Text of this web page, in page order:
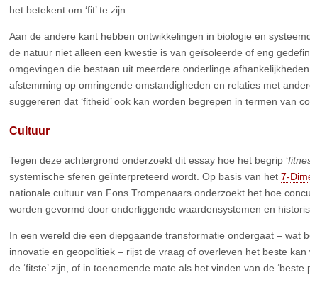
het betekent om ‘fit’ te zijn.
Aan de andere kant hebben ontwikkelingen in biologie en
de natuur niet alleen een kwestie is van geïsoleerde of eng
omgevingen die bestaan uit meerdere onderlinge
afstemming op omringende omstandigheden en relaties met
suggereren dat ‘fitheid’ ook kan worden begrepen in termen van
Cultuur
Tegen deze achtergrond onderzoekt dit essay hoe het begrip ‘
systemische sferen geïnterpreteerd wordt. Op basis van het 7-
nationale cultuur van Fons Trompenaars onderzoekt het hoe
worden gevormd door onderliggende waardensystemen en
In een wereld die een diepgaande transformatie ondergaat – wat
innovatie en geopolitiek – rijst de vraag of overleven het beste
de ‘fitste’ zijn, of in toenemende mate als het vinden van de ‘beste